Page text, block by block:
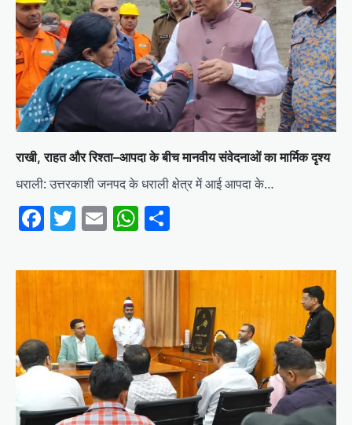
राखी, राहत और रिश्ता–आपदा के बीच मानवीय संवेदनाओं का मार्मिक दृश्य
धराली: उत्तरकाशी जनपद के धराली क्षेत्र में आई आपदा के…
Facebook
Twitter
EmailWhatsApp